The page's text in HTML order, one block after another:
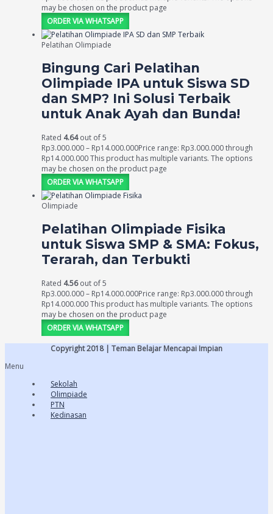
may be chosen on the product page
ORDER VIA WHATSAPP
Pelatihan Olimpiade
Bingung Cari Pelatihan
Olimpiade IPA untuk Siswa SD
dan SMP? Ini Solusi Terbaik
untuk Anak Ayah dan Bunda!
Rated 4.64out of 5
Rp3.000.000– Rp14.000.000Price range: Rp3.000.000 through
Rp14.000.000This product has multiple variants. The options
may be chosen on the product page
ORDER VIA WHATSAPP
Olimpiade
Pelatihan Olimpiade Fisika
untuk Siswa SMP & SMA: Fokus,
Terarah, dan Terbukti
Rated 4.56out of 5
Rp3.000.000– Rp14.000.000Price range: Rp3.000.000 through
Rp14.000.000This product has multiple variants. The options
may be chosen on the product page
ORDER VIA WHATSAPP
Copyright 2018 | Teman Belajar Mencapai Impian
Menu
Sekolah
Olimpiade
PTN
Kedinasan